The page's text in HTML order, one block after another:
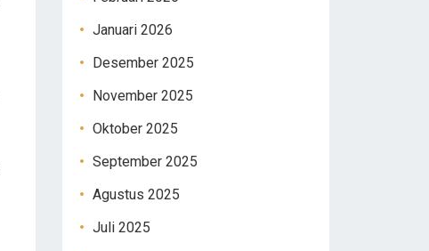
Januari 2026
Desember 2025
November 2025
Oktober 2025
September 2025
Agustus 2025
Juli 2025